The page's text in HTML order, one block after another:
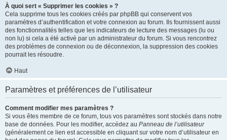
À quoi sert « Supprimer les cookies » ?
Cela supprime tous les cookies créés par phpBB qui conservent vos
paramètres d’authentification et votre connexion au forum. Ils fournissent aussi
des fonctionnalités telles que les indicateurs de lecture des messages (lu ou
non lu) si cela a été activé par un administrateur du forum. Si vous rencontrez
des problèmes de connexion ou de déconnexion, la suppression des cookies
pourrait les résoudre.
Haut
Paramètres et préférences de l’utilisateur
Comment modifier mes paramètres ?
Si vous êtes membre de ce forum, tous vos paramètres sont stockés dans notre
base de données. Pour les modifier, accédez au Panneau de l’utilisateur
(généralement ce lien est accessible en cliquant sur votre nom d’utilisateur en